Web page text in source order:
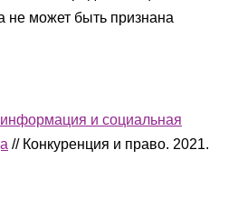
не может быть признана
и социальная
// Конкуренция и право. 2021.